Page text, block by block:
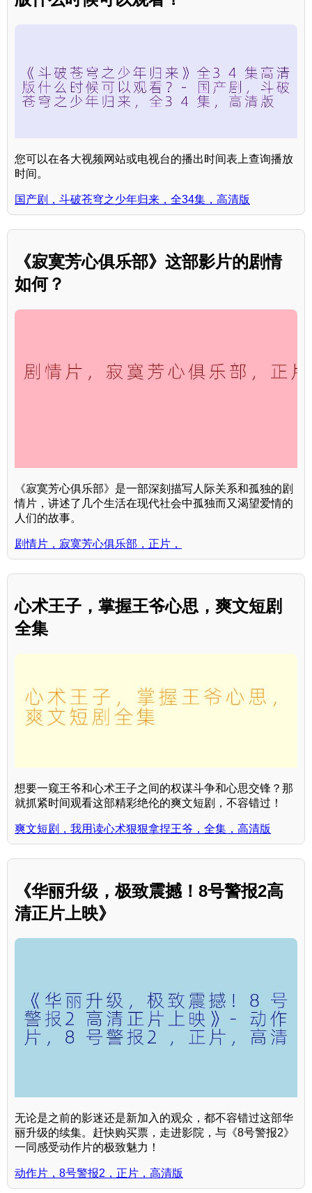
您可以在各大视频网站或电视台的播出时间表上查询播放
时间。
国产剧，斗破苍穹之少年归来，全34集，高清版
《寂寞芳心俱乐部》这部影片的剧情
如何？
《寂寞芳心俱乐部》是一部深刻描写人际关系和孤独的剧
情片，讲述了几个生活在现代社会中孤独而又渴望爱情的
人们的故事。
剧情片，寂寞芳心俱乐部，正片，
心术王子，掌握王爷心思，爽文短剧
全集
想要一窥王爷和心术王子之间的权谋斗争和心思交锋？那
就抓紧时间观看这部精彩绝伦的爽文短剧，不容错过！
爽文短剧，我用读心术狠狠拿捏王爷，全集，高清版
《华丽升级，极致震撼！8号警报2高
清正片上映》
无论是之前的影迷还是新加入的观众，都不容错过这部华
丽升级的续集。赶快购买票，走进影院，与《8号警报2》
一同感受动作片的极致魅力！
动作片，8号警报2，正片，高清版